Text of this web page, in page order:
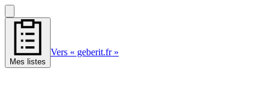
Mes listes
Vers « geberit.fr »